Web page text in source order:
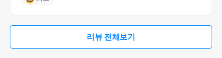
리뷰 전체보기